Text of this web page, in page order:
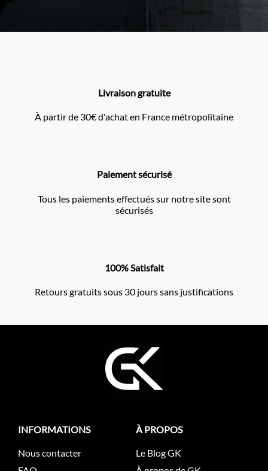
Livraison gratuite
À partir de 30€ d'achat en France métropolitaine
Paiement sécurisé
Tous les paiements effectués sur notre site sont
sécurisés
100% Satisfait
Retours gratuits sous 30 jours sans justifications
INFORMATIONS
Nous contacter
À PROPOS
Le Blog GK